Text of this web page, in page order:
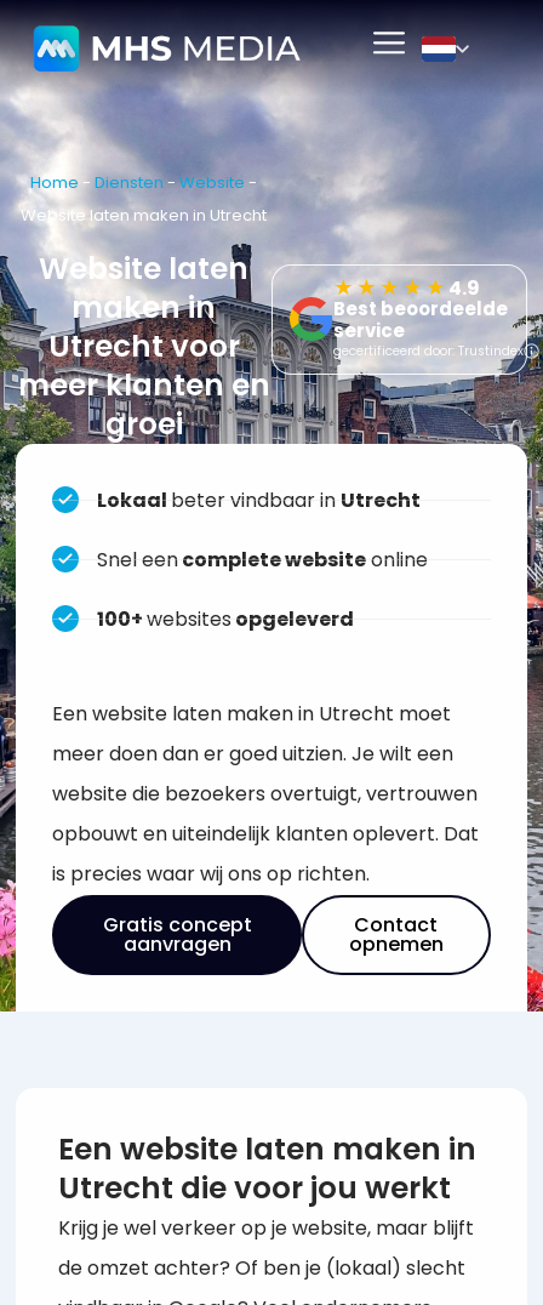
Home -Diensten -Website -
Website laten maken in Utrecht
Website laten
maken in
Utrecht voor
meer klanten en
groei
★★★★★4.9
Best beoordeelde
service
gecertificeerd door: Trustindex
Een website laten maken in Utrecht moet
meer doen dan er goed uitzien. Je wilt een
website die bezoekers overtuigt, vertrouwen
opbouwt en uiteindelijk klanten oplevert. Dat
is precies waar wij ons op richten.
Gratis concept
aanvragen
Contact
opnemen
Lokaal beter vindbaar in Utrecht
Snel eencomplete websiteonline
100+websites opgeleverd
Een website laten maken in
Utrecht die voor jou werkt
Krijg je wel verkeer op je website, maar blijft
de omzet achter? Of ben je (lokaal) slecht